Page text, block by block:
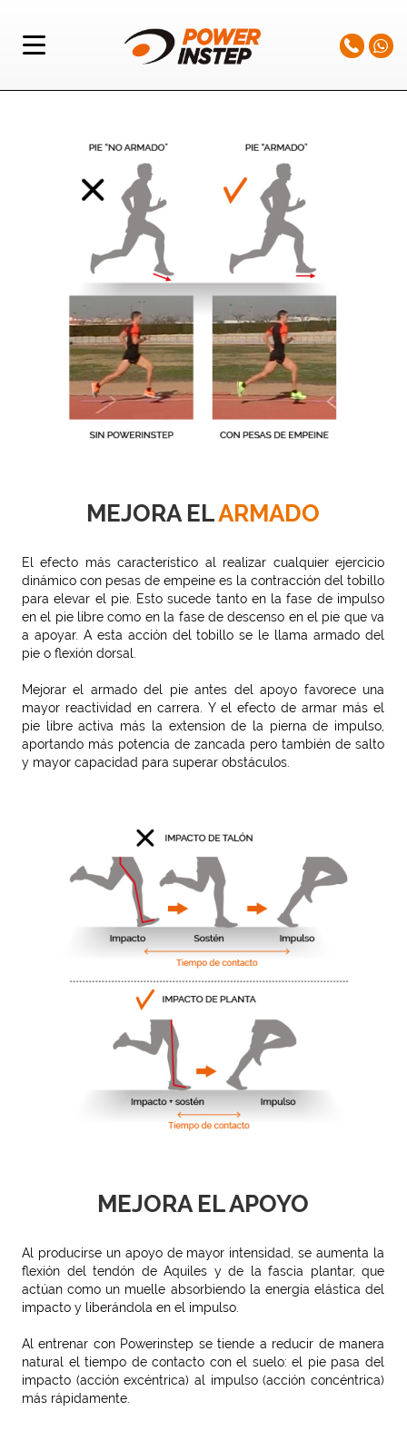
MEJORA ELARMADO
El efecto más característico al realizar cualquier ejercicio
dinámico con pesas de empeine es la contracción del tobillo
para elevar el pie. Esto sucede tanto en la fase de impulso
en el pie libre como en la fase de descenso en el pie que va
a apoyar. A esta acción del tobillo se le llama armado del
pie o flexión dorsal.
Mejorar el armado del pie antes del apoyo favorece una
mayor reactividad en carrera. Y el efecto de armar más el
pie libre activa más la extension de la pierna de impulso,
aportando más potencia de zancada pero también de salto
y mayor capacidad para superar obstáculos.
MEJORA EL APOYO
Al producirse un apoyo de mayor intensidad, se aumenta la
flexión del tendón de Aquiles y de la fascia plantar, que
actúan como un muelle absorbiendo la energía elástica del
impacto y liberándola en el impulso.
Al entrenar con Powerinstep se tiende a reducir de manera
natural el tiempo de contacto con el suelo: el pie pasa del
impacto (acción excéntrica) al impulso (acción concéntrica)
más rápidamente.